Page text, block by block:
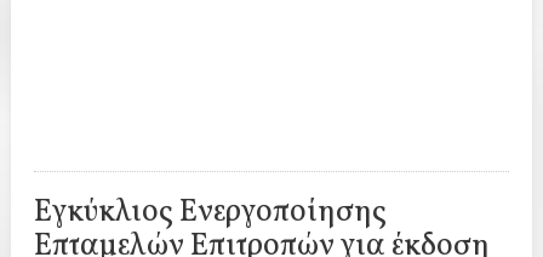
Εγκύκλιος Ενεργοποίησης
Επταμελών Επιτροπών για έκδοση